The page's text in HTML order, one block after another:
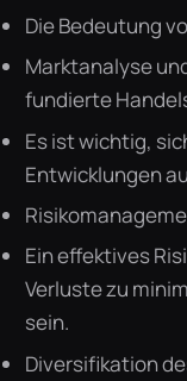
Die Bedeutung
Marktanalyse
fundierte
Es ist wichtig,
Entwicklungen
Ein effektives
Verluste zu
sein.
Diversifikation